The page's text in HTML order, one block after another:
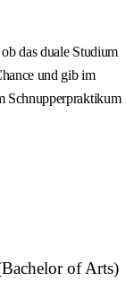
das duale Studium
und gib im
Schnupperpraktikum
of Arts)